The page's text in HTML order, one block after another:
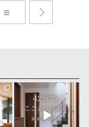
お知らせ一覧
seiyu_1
8月 1